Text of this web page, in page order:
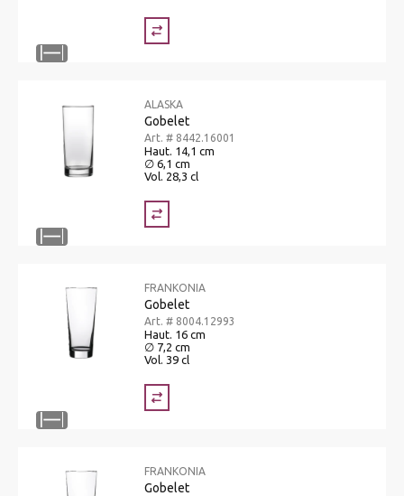
ALASKA
Gobelet
Art. # 8442.16001
Haut. 14,1 cm
∅ 6,1 cm
Vol. 28,3 cl
FRANKONIA
Gobelet
Art. # 8004.12993
Haut. 16 cm
∅ 7,2 cm
Vol. 39 cl
FRANKONIA
Gobelet